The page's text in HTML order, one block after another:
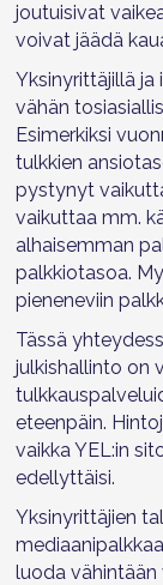
joutuisivat
voivat jäädä
Yksinyrittäjillä ja
vähän
Esimerkiksi
tulkkien
pystynyt
vaikuttaa mm.
alhaisemman
palkkiotasoa.
pieneneviin
Tässä
julkishallinto on
eteenpäin.
vaikka YEL:in
edellyttäisi.
Yksinyrittäjien
luoda vähintään